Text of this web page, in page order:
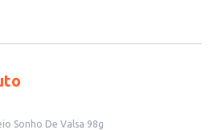
Sonho De Valsa 98g